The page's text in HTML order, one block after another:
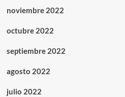
noviembre 2022
octubre 2022
septiembre 2022
agosto 2022
julio 2022